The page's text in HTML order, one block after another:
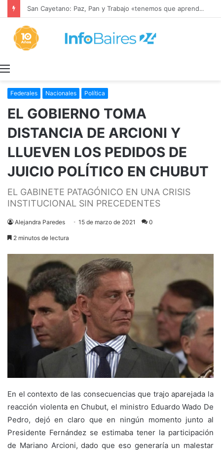
San Cayetano: Paz, Pan y Trabajo «tenemos que aprender a dialogar y a tratarnos bien» Mons. García Cuerva
Federales Nacionales Política
EL GOBIERNO TOMA
DISTANCIA DE ARCIONI Y
LLUEVEN LOS PEDIDOS DE
JUICIO POLÍTICO EN CHUBUT
EL GABINETE PATAGÓNICO EN UNA CRISIS
INSTITUCIONAL SIN PRECEDENTES
Alejandra Paredes 15 de marzo de 2021 0
2 minutos de lectura
En el contexto de las consecuencias que trajo aparejada la
reacción violenta en Chubut, el ministro Eduardo Wado De
Pedro, dejó en claro que en ningún momento junto al
Presidente Fernández se estimaba tener la participación
de Mariano Arcioni, dado que eso generaría un malestar